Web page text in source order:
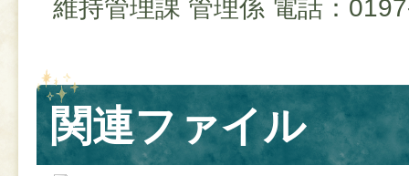
維持管理課 管理係 電話：
関連ファイル